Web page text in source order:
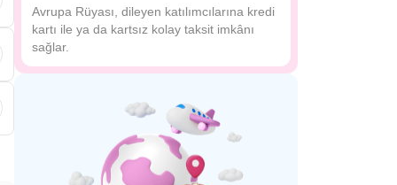
Avrupa Rüyası, dileyen katılımcılarına kredi
kartı ile ya da kartsız kolay taksit imkânı
sağlar.